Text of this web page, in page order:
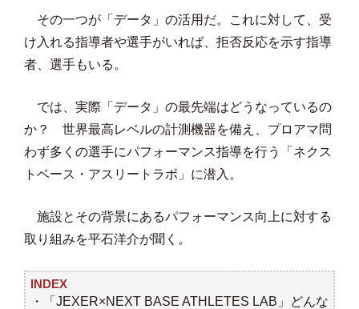
その一つが「データ」の活用だ。これに対して、受
け入れる指導者や選手がいれば、拒否反応を示す指導
者、選手もいる。
では、実際「データ」の最先端はどうなっているの
か？ 世界最高レベルの計測機器を備え、プロアマ問
わず多くの選手にパフォーマンス指導を行う「ネクス
トベース・アスリートラボ」に潜入。
施設とその背景にあるパフォーマンス向上に対する
取り組みを平石洋介が聞く。
INDEX
・「 JEXER×NEXT BASE ATHLETES LAB」どんな